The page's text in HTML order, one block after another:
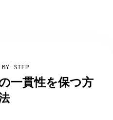
BY STEP
一貫性を保つ方